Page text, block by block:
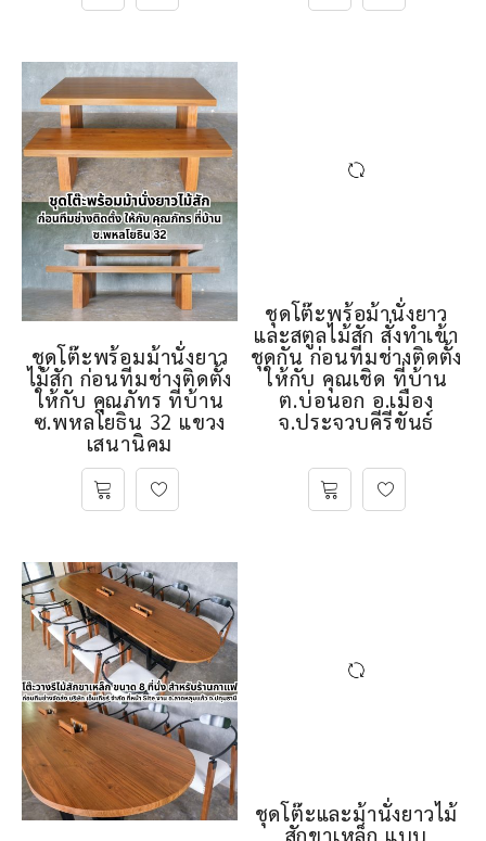
ชุดโต๊ะพร้อมม้านั่งยาว
ไม้สัก ก่อนทีมช่างติดตั้ง
ให้กับ คุณภัทร ที่บ้าน
ซ.พหลโยธิน 32 แขวง
เสนานิคม
ชุดโต๊ะพร้อม้านั่งยาว
และสตูลไม้สัก สั่งทำเข้า
ชุดกัน ก่อนทีมช่างติดตั้ง
ให้กับ คุณเชิด ที่บ้าน
จ.ประจวบคีรีขันธ์